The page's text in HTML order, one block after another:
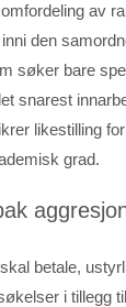
av
den
søker bare
snarest
likestilling
grad.
betale,
i tillegg